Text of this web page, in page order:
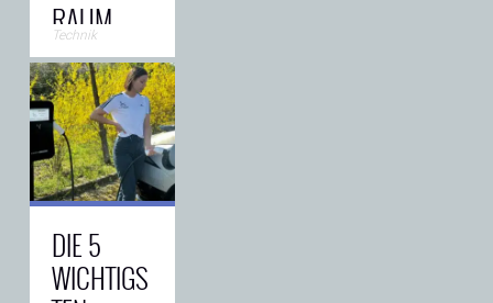
RAUM
KENNEN
UND
BESTMÖG
LICH
MEIDEN
im Netz
gestalten sich
vielfältig und
Technik
DIE 5
WICHTIGS